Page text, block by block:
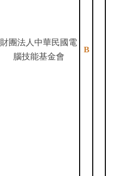
財團法人中華民國電
腦技能基金會
B